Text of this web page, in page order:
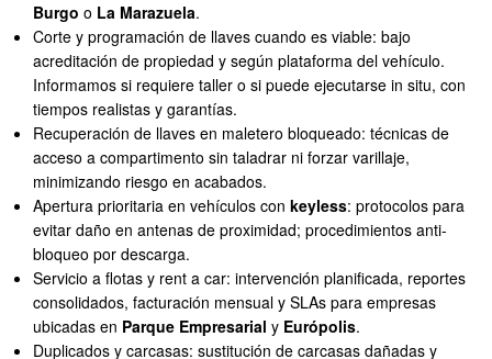
Burgo o La Marazuela.
Corte y programación de llaves cuando es viable: bajo
acreditación de propiedad y según plataforma del vehículo.
Informamos si requiere taller o si puede ejecutarse in situ, con
tiempos realistas y garantías.
Recuperación de llaves en maletero bloqueado: técnicas de
acceso a compartimento sin taladrar ni forzar varillaje,
minimizando riesgo en acabados.
Apertura prioritaria en vehículos conkeyless: protocolos para
evitar daño en antenas de proximidad; procedimientos anti-
bloqueo por descarga.
Servicio a flotas y rent a car: intervención planificada, reportes
consolidados, facturación mensual y SLAs para empresas
ubicadas en Parque Empresarial y Európolis.
Duplicados y carcasas: sustitución de carcasas dañadas y